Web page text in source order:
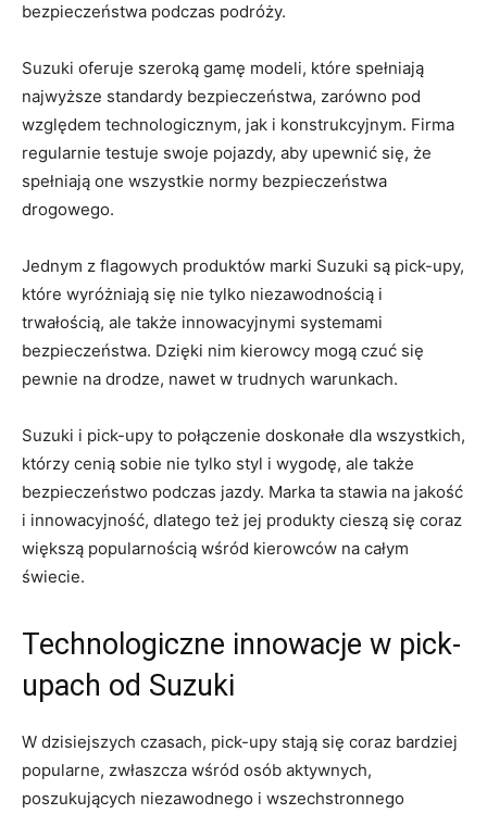
bezpieczeństwa podczas podróży.
Suzuki oferuje szeroką gamę⁣ modeli, ‌które spełniają
najwyższe standardy bezpieczeństwa,⁤ zarówno pod⁣
względem technologicznym, jak i‍ konstrukcyjnym. Firma
regularnie testuje swoje pojazdy, aby upewnić się, że⁢
spełniają one‍ wszystkie normy bezpieczeństwa
drogowego.
Jednym ‍z flagowych‍ produktów marki Suzuki są pick-upy,
które⁤ wyróżniają się nie tylko niezawodnością i
trwałością, ale także innowacyjnymi‌ systemami
⁤bezpieczeństwa. Dzięki nim kierowcy mogą czuć się‌
pewnie na drodze, nawet w trudnych⁣ warunkach.
Suzuki i pick-upy to połączenie doskonałe dla wszystkich,
którzy cenią sobie ⁣nie tylko styl i wygodę, ⁤ale ⁣także
bezpieczeństwo podczas jazdy. Marka ‍ta stawia na jakość
i innowacyjność, dlatego też‍ jej produkty cieszą się‍ coraz
większą popularnością wśród kierowców na całym
świecie.
Technologiczne innowacje w pick-
upach od Suzuki
W ⁤dzisiejszych czasach, pick-upy stają się coraz bardziej
popularne, zwłaszcza wśród osób⁣ aktywnych,
poszukujących niezawodnego i wszechstronnego